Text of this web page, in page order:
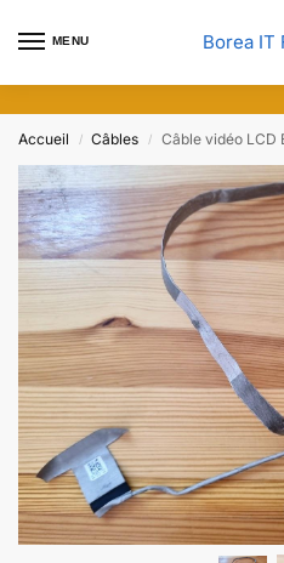
MENU Borea IT
Accueil / Câbles / Câble vidéo LCD